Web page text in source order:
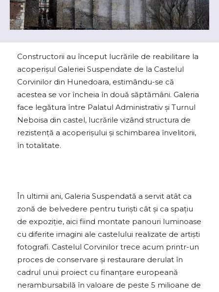
Constructorii au început lucrările de reabilitare la
acoperişul Galeriei Suspendate de la Castelul
Corvinilor din Hunedoara, estimându-se că
acestea se vor încheia în două săptămâni. Galeria
face legătura între Palatul Administrativ şi Turnul
Neboisa din castel, lucrările vizând structura de
rezistenţă a acoperişului şi schimbarea învelitorii,
în totalitate.
În ultimii ani, Galeria Suspendată a servit atât ca
zonă de belvedere pentru turişti cât şi ca spaţiu
de expoziţie, aici fiind montate panouri luminoase
cu diferite imagini ale castelului realizate de artişti
fotografi. Castelul Corvinilor trece acum printr-un
proces de conservare şi restaurare derulat în
cadrul unui proiect cu finanţare europeană
nerambursabilă în valoare de peste 5 milioane de